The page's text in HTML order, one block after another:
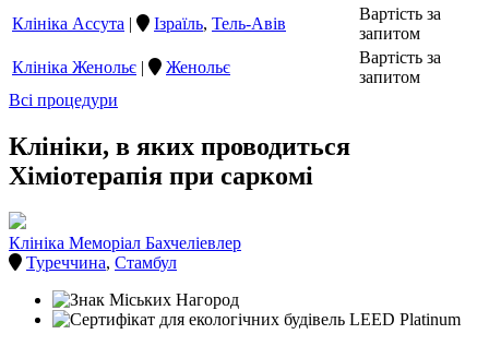
Клініка Ассута | Ізраїль, Тель-Авів
Вартість за
запитом
Клініка Женольє | Женольє
Вартість за
запитом
Всі процедури
Клініки, в яких проводиться
Хіміотерапія при саркомі
Клініка Меморіал Бахчеліевлер
Туреччина, Стамбул